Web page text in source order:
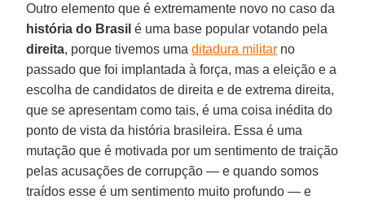
Outro elemento que é extremamente novo no caso da
história do Brasil é uma base popular votando pela
direita, porque tivemos uma ditadura militar no
passado que foi implantada à força, mas a eleição e a
escolha de candidatos de direita e de extrema direita,
que se apresentam como tais, é uma coisa inédita do
ponto de vista da história brasileira. Essa é uma
mutação que é motivada por um sentimento de traição
pelas acusações de corrupção — e quando somos
traídos esse é um sentimento muito profundo — e